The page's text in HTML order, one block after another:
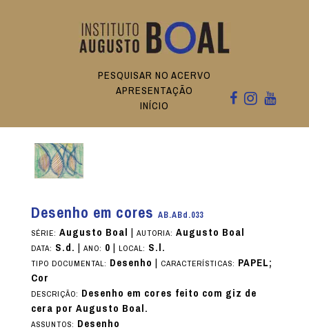
PESQUISAR NO ACERVO
APRESENTAÇÃO
INÍCIO
Desenho em cores AB.ABd.033
SÉRIE: Augusto Boal | AUTORIA: Augusto Boal
DATA: S.d. | ANO: 0| LOCAL: S.l.
TIPO DOCUMENTAL: Desenho | CARACTERÍSTICAS: PAPEL;
Cor
DESCRIÇÃO: Desenho em cores feito com giz de
cera por Augusto Boal.
ASSUNTOS: Desenho